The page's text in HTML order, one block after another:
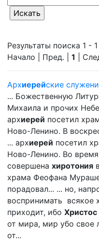
Результаты поиска 1 - 1
Начало | Пред. | 1 |
Архиерейские
... Божественную
Михаила и прочих
архиерей посетил
Ново-Ленино. В
... архиерей посетил
Ново-Ленино. Во
совершена хиротония
храма Феофана
порадовал... ... но,
воспринимать всякое
приходит, ибо Христос
от мира, мир убо свое
от...